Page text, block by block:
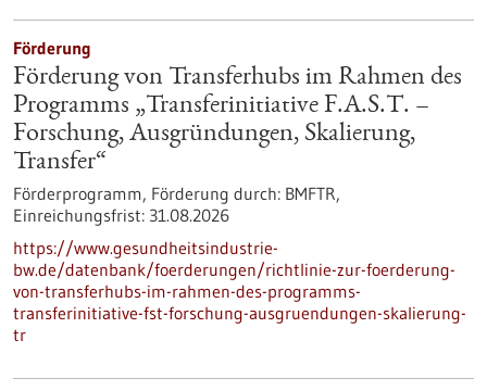
Förderung
Förderung von Transferhubs im Rahmen des
Programms „Transferinitiative F.A.S.T. –
Forschung, Ausgründungen, Skalierung,
Transfer“
Förderprogramm, Förderung durch: BMFTR,
Einreichungsfrist: 31.08.2026
https://www.gesundheitsindustrie-
bw.de/datenbank/foerderungen/richtlinie-zur-foerderung-
von-transferhubs-im-rahmen-des-programms-
transferinitiative-fst-forschung-ausgruendungen-skalierung-
tr